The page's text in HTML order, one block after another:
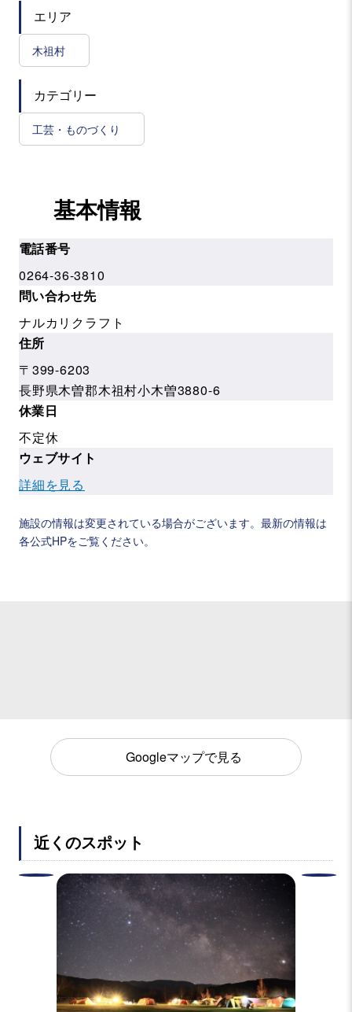
エリア
木祖村
カテゴリー
工芸・ものづくり
基本情報
電話番号
0264-36-3810
問い合わせ先
ナルカリクラフト
住所
〒399-6203
長野県木曽郡木祖村小木曽3880-6
休業日
不定休
ウェブサイト
詳細を見る
施設の情報は変更されている場合がございます。最新の情報は
各公式HPをご覧ください。
Googleマップで見る
近くのスポット